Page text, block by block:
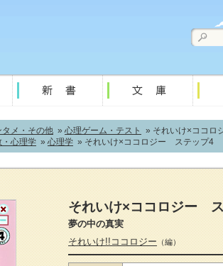
メ・その他 » 心理ゲーム・テスト
» それいけ×ココ
・心理学 » 心理学 » それいけ×ココロジー ステップ4
それいけ×ココロジー
夢の中の真実
それいけ!!ココロジー （編）